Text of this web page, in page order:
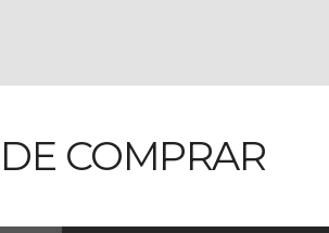
COMPRAR